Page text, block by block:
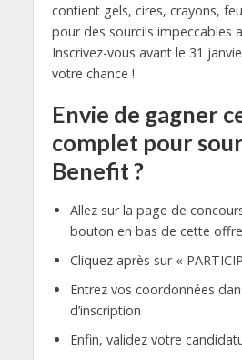
contient gels, cires, crayons,
pour des sourcils impeccables
Inscrivez-vous avant le 31
votre chance !
Envie de gagner
complet pour
Benefit ?
Allez sur la page de
bouton en bas de cette offre
Cliquez après sur «
Entrez vos coordonnées
d’inscription
Enfin, validez votre